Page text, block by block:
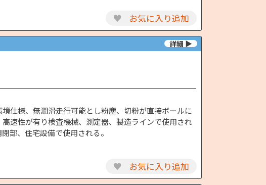
♥ お気に入り追加
仕様、無潤滑走行可能とし粉塵、切粉が直接ボールに
速性が有り検査機械、測定器、製造ラインで使用され
部、住宅設備で使用される。
♥ お気に入り追加